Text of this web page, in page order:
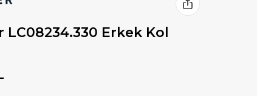
LC08234.330 Erkek Kol